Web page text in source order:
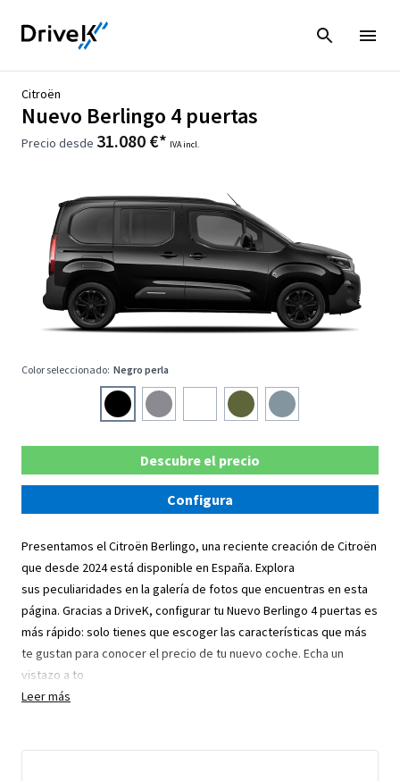
Citroën
Nuevo Berlingo 4 puertas
Precio desde 31.080 €* IVA incl.
Color seleccionado: Negro perla
Descubre el precio
Configura
Presentamos el Citroën Berlingo, una reciente creación de Citroën
que desde 2024 está disponible en España. Explora
sus peculiaridades en la galería de fotos que encuentras en esta
página. Gracias a DriveK, configurar tu Nuevo Berlingo 4 puertas es
más rápido: solo tienes que escoger las características que más
te gustan para conocer el precio de tu nuevo coche. Echa un
vistazo a to
Leer más